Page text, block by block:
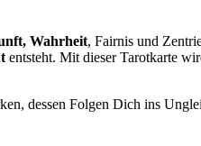
Wahrheit, Fairnis und
entsteht. Mit dieser Tarotkarte
dessen Folgen Dich ins